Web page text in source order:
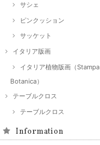
サシェ
ピンクッション
サッケット
イタリア版画
イタリア植物版画（Stampa
Botanica）
テーブルクロス
テーブルクロス
Information